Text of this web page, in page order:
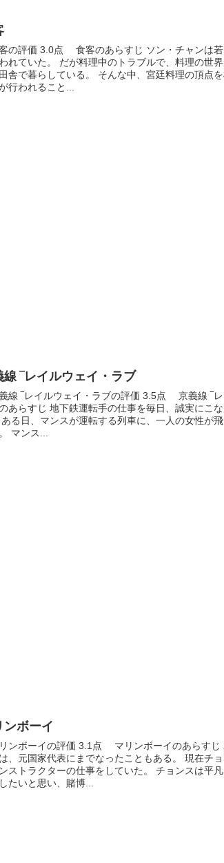
評価 3.0点 食客のあらすじ ソン・チャンは若
れていた。 だが料理中のトラブルで、料理の世
舎で暮らしている。 そんな中、宮廷料理の頂点
行われること...
線 ‾レイルウェイ・ラブ
‾レイルウェイ・ラブの評価 3.5点 京義線 ‾レ
あらすじ 地下鉄運転手の仕事を毎日、誠実にこ
る日、マンスが運転する列車に、一人の女性が
マンス...
ンボーイ
ボーイの評価 3.1点 マリンボーイのあらすじ
、元国家代表にまでなったこともある。 現在チ
ストラクターの仕事をしていた。 チョンスは平
たいと思い、賭博...